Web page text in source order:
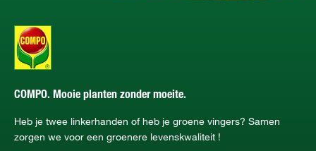
COMPO. Mooie planten zonder moeite.
Heb je twee linkerhanden of heb je groene vingers? Samen
zorgen we voor een groenere levenskwaliteit !